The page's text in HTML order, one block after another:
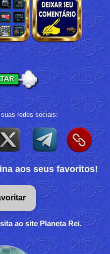
redes sociais:
aos seus favoritos!
ao site Planeta Rei.